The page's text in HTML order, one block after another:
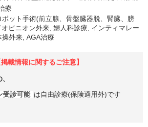
療
ット手術(前立腺、骨盤臓器脱、腎臓、膀
ピニオン外来, 婦人科診療, インティマレー
外来, AGA治療
掲載情報に関するご注意】
受診可能 は自由診療(保険適用外)です